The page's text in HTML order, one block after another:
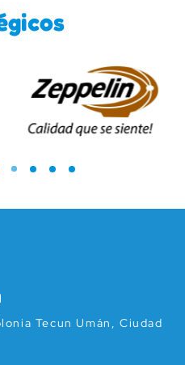
Tecun Umán, Ciudad